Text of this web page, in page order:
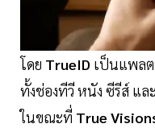
โดย TrueID เป็นแพล
ทั้งช่องทีวี หนัง ซีรีส์ แล
ในขณะที่ True